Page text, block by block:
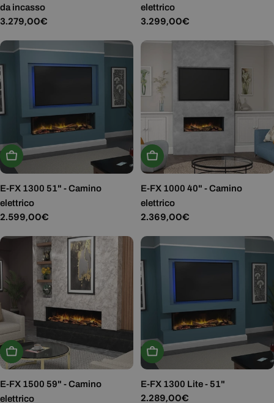
da incasso
Prezzo
3.279,00€
elettrico
Prezzo
3.299,00€
Aggiungi Al Carrello
E-FX 1300 51" - Camino
elettrico
Prezzo
2.599,00€
Aggiungi Al Carrello
E-FX 1000 40" - Camino
elettrico
Prezzo
2.369,00€
Aggiungi Al Carrello
E-FX 1500 59" - Camino
elettrico
Aggiungi Al Carrello
E-FX 1300 Lite - 51"
Prezzo
2.289,00€